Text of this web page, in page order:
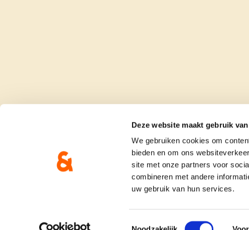
Deze website maakt gebruik
We gebruiken cookies om
bieden en om ons
site met onze partners voor
combineren met andere
uw gebruik van hun services.
Toestemmingsselectie
onze partij doe mee